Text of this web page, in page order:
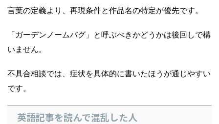
言葉の定義より、再現条件と作品名の特定が優先です。
「ガーデンノームバグ」と呼ぶべきかどうかは後回しで構
いません。
不具合相談では、症状を具体的に書いたほうが通じやすい
です。
英語記事を読んで混乱した人